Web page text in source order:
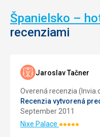
Španielsko –
recenziami
Jaroslav Tačner
Overená recenzia
Recenzia vytvorená
September 2011
Nixe PalaceHodnotenie: